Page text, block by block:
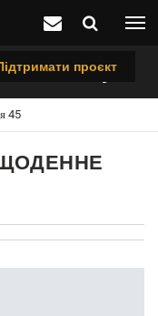
проєкт
шоу"
45